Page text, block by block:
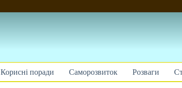
Корисні поради Саморозвиток Розваги